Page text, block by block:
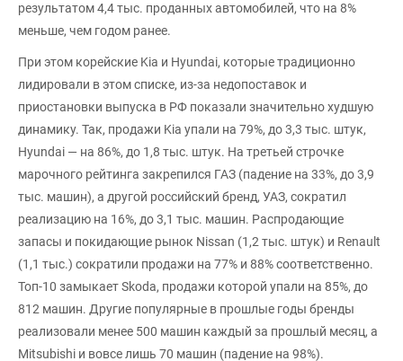
результатом 4,4 тыс. проданных автомобилей, что на 8%
меньше, чем годом ранее.
При этом корейские Kia и Hyundai, которые традиционно
лидировали в этом списке, из-за недопоставок и
приостановки выпуска в РФ показали значительно худшую
динамику. Так, продажи Kia упали на 79%, до 3,3 тыс. штук,
Hyundai — на 86%, до 1,8 тыс. штук. На третьей строчке
марочного рейтинга закрепился ГАЗ (падение на 33%, до 3,9
тыс. машин), а другой российский бренд, УАЗ, сократил
реализацию на 16%, до 3,1 тыс. машин. Распродающие
запасы и покидающие рынок Nissan (1,2 тыс. штук) и Renault
(1,1 тыс.) сократили продажи на 77% и 88% соответственно.
Топ-10 замыкает Skoda, продажи которой упали на 85%, до
812 машин. Другие популярные в прошлые годы бренды
реализовали менее 500 машин каждый за прошлый месяц, а
Mitsubishi и вовсе лишь 70 машин (падение на 98%).